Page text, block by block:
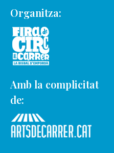
Organitza:
Amb la complicitat
de: